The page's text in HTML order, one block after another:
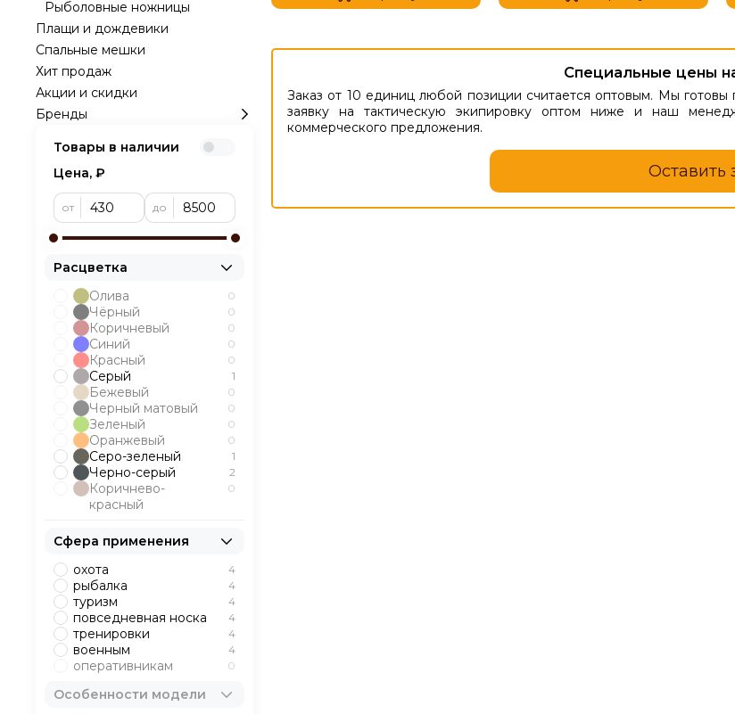
Специальные цены
Заказ от 10 единиц любой позиции считается оптовым. Мы готовы
заявку на тактическую экипировку оптом ниже и наш
коммерческого предложения.
Оставить
Рыболовные ножницы
Плащи и дождевики
Спальные мешки
Хит продаж
Акции и скидки
Бренды
Товары в наличии
Цена, ₽
от до
Расцветка
Олива
0
Чёрный 0
Коричневый 0
Синий 0
Красный 0
Серый 1
Бежевый 0
Черный матовый 0
Зеленый 0
Оранжевый 0
Серо-зеленый 1
Черно-серый 2
Коричнево-
красный
0
Сфера применения
охота
4
рыбалка 4
туризм 4
повседневная носка 4
тренировки 4
военным 4
оперативникам 0
Особенности модели